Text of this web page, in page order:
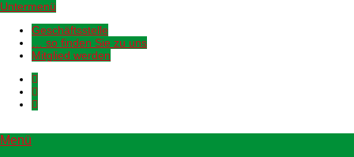
Untermenü
Geschäftsstelle
… so finden Sie zu uns
Mitglied werden
Menü